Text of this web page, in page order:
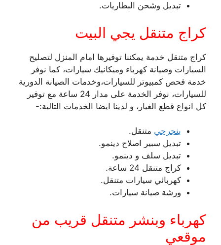
تبديل وشحن البطاريات.
كراج متنقل يجي البيت
كراج متنقل خدمة يمكننا توفيرها امام المنزل لتصليح
السيارات وصيانة كهرباء وميكانيك سيارات، كما نوفر
خدمة فحص كمبيوتر للسيارات،وخدمات الصيانة الدورية
للسيارات، نوفر الخدمة على مدار 24 ساعة مع توفير
كل انواع قطع الغيار، و لدينا ايضا الخدمات التالية:-
بنجرجي متنقل.
تبديل سبير اصلاح دينمو.
تبديل سلف و دينمو.
كراج متنقل 24 ساعة.
كهربائي سيارات متنقل.
ورشة صيانة سيارات.
كهرباء وبنشر متنقل قريب من
موقعي